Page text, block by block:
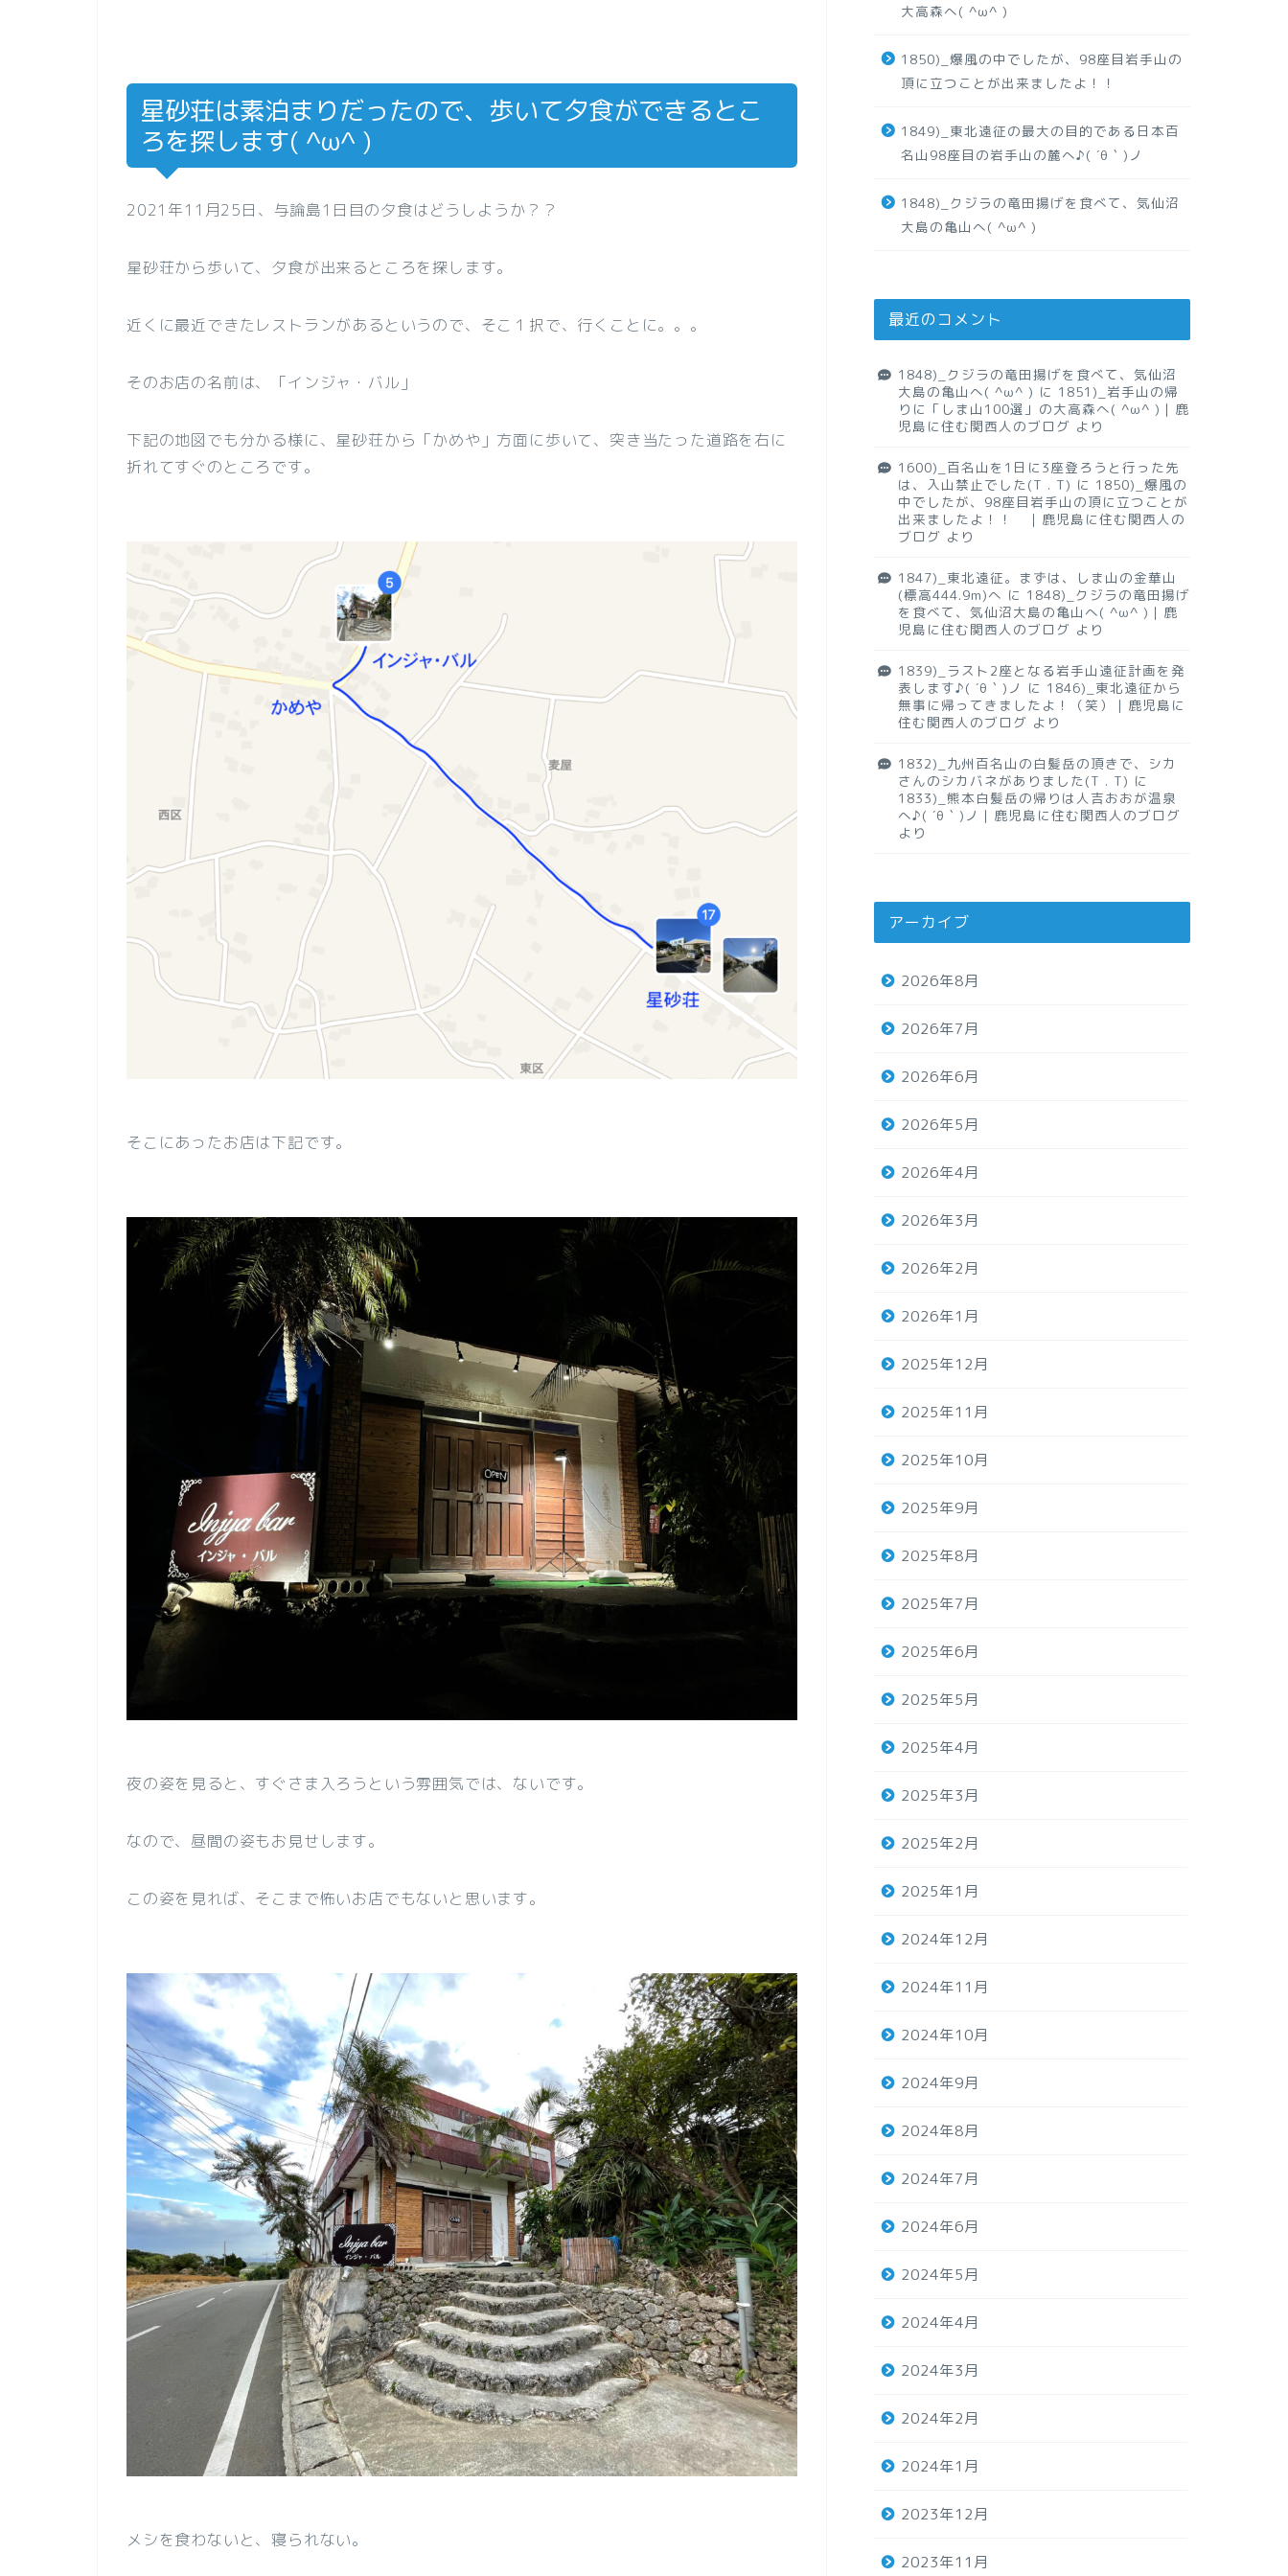
星砂荘は素泊まりだったので、歩いて夕食ができるとこ
ろを探します( ^ω^ )
2021年11月25日、与論島1日目の夕食はどうしようか？？
星砂荘から歩いて、夕食が出来るところを探します。
近くに最近できたレストランがあるというので、そこ１択で、行くことに。。。
そのお店の名前は、「インジャ・バル」
下記の地図でも分かる様に、星砂荘から「かめや」方面に歩いて、突き当たった道路を右に
折れてすぐのところです。
そこにあったお店は下記です。
夜の姿を見ると、すぐさま入ろうという雰囲気では、ないです。
なので、昼間の姿もお見せします。
この姿を見れば、そこまで怖いお店でもないと思います。
メシを食わないと、寝られない。
大高森へ( ^ω^ )
1850)_爆風の中でしたが、98座目岩手山の
頂に立つことが出来ましたよ！！
1849)_東北遠征の最大の目的である日本百
名山98座目の岩手山の麓へ♪( ´θ｀)ノ
1848)_クジラの竜田揚げを食べて、気仙沼
大島の亀山へ( ^ω^ )
最近のコメント
1848)_クジラの竜田揚げを食べて、気仙沼
大島の亀山へ( ^ω^ ) に 1851)_岩手山の帰
りに「しま山100選」の大高森へ( ^ω^ )｜鹿
児島に住む関西人のブログ より
1600)_百名山を1日に3座登ろうと行った先
は、入山禁止でした(T . T) に 1850)_爆風の
中でしたが、98座目岩手山の頂に立つことが
出来ましたよ！！ ｜鹿児島に住む関西人の
ブログ より
1847)_東北遠征。まずは、しま山の金華山
(標高444.9m)へ に 1848)_クジラの竜田揚げ
を食べて、気仙沼大島の亀山へ( ^ω^ )｜鹿
児島に住む関西人のブログ より
1839)_ラスト2座となる岩手山遠征計画を発
表します♪( ´θ｀)ノ に 1846)_東北遠征から
無事に帰ってきましたよ！（笑）｜鹿児島に
住む関西人のブログ より
1832)_九州百名山の白髪岳の頂きで、シカ
さんのシカバネがありました(T . T) に
1833)_熊本白髪岳の帰りは人吉おおが温泉
へ♪( ´θ｀)ノ｜鹿児島に住む関西人のブログ
より
アーカイブ
2026年8月
2026年7月
2026年6月
2026年5月
2026年4月
2026年3月
2026年2月
2026年1月
2025年12月
2025年11月
2025年10月
2025年9月
2025年8月
2025年7月
2025年6月
2025年5月
2025年4月
2025年3月
2025年2月
2025年1月
2024年12月
2024年11月
2024年10月
2024年9月
2024年8月
2024年7月
2024年6月
2024年5月
2024年4月
2024年3月
2024年2月
2024年1月
2023年12月
2023年11月